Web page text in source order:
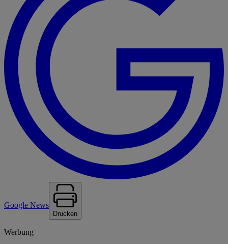
Google News
Drucken
Werbung